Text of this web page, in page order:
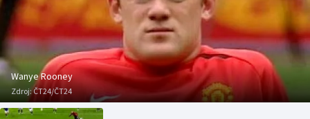
Americký fotbal
Baseball a softbal
Basketbal
Biatlon
NEPŘEHLÉDNĚTE
Soutěže
Historické návraty
Aplikace ČT sport
Wanye Rooney
Zdroj:ČT24/ČT24